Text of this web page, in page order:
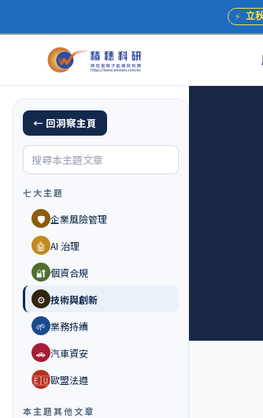
⚡ 立
← 回洞察主頁
七大主題
🛡️ 企業風險管理
🤖 AI 治理
🔐 個資合規
⚙️ 技術與創新
🌱 業務持續
🚗 汽車資安
🇪🇺歐盟法遵
本主題其他文章